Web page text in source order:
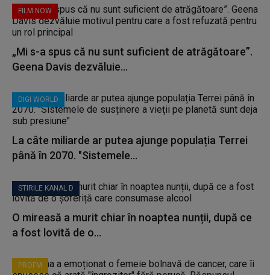
FILM NOW
„Mi s-a spus că nu sunt suficient de atrăgătoare”.
Geena Davis dezvăluie...
DIGI WORLD
La câte miliarde ar putea ajunge populația Terrei
până în 2070. "Sistemele...
STIRILE KANAL D
O mireasă a murit chiar în noaptea nunții, după ce
a fost lovită de o...
PROFM